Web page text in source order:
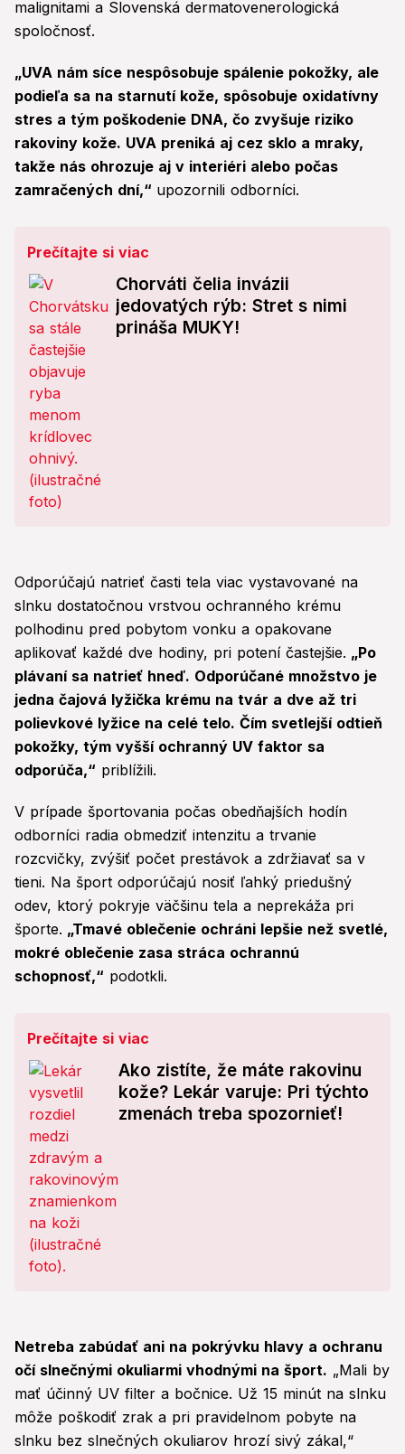
malignitami a Slovenská dermatovenerologická
spoločnosť.
„UVA nám síce nespôsobuje spálenie pokožky, ale
podieľa sa na starnutí kože, spôsobuje oxidatívny
stres a tým poškodenie DNA, čo zvyšuje riziko
rakoviny kože. UVA preniká aj cez sklo a mraky,
takže nás ohrozuje aj v interiéri alebo počas
zamračených dní,“ upozornili odborníci.
Prečítajte si viac
Chorváti čelia invázii
jedovatých rýb: Stret s nimi
prináša MUKY!
Odporúčajú natrieť časti tela viac vystavované na
slnku dostatočnou vrstvou ochranného krému
polhodinu pred pobytom vonku a opakovane
aplikovať každé dve hodiny, pri potení častejšie. „Po
plávaní sa natrieť hneď. Odporúčané množstvo je
jedna čajová lyžička krému na tvár a dve až tri
polievkové lyžice na celé telo. Čím svetlejší odtieň
pokožky, tým vyšší ochranný UV faktor sa
odporúča,“ priblížili.
V prípade športovania počas obedňajších hodín
odborníci radia obmedziť intenzitu a trvanie
rozcvičky, zvýšiť počet prestávok a zdržiavať sa v
tieni. Na šport odporúčajú nosiť ľahký priedušný
odev, ktorý pokryje väčšinu tela a neprekáža pri
športe. „Tmavé oblečenie ochráni lepšie než svetlé,
mokré oblečenie zasa stráca ochrannú
schopnosť,“ podotkli.
Prečítajte si viac
Ako zistíte, že máte rakovinu
kože? Lekár varuje: Pri týchto
zmenách treba spozornieť!
Netreba zabúdať ani na pokrývku hlavy a ochranu
očí slnečnými okuliarmi vhodnými na šport. „Mali by
mať účinný UV filter a bočnice. Už 15 minút na slnku
môže poškodiť zrak a pri pravidelnom pobyte na
slnku bez slnečných okuliarov hrozí sivý zákal,“